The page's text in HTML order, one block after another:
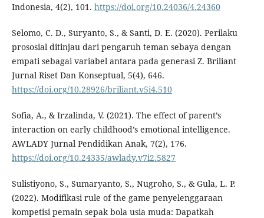
Indonesia, 4(2), 101. https://doi.org/10.24036/4.24360
Selomo, C. D., Suryanto, S., & Santi, D. E. (2020). Perilaku
prososial ditinjau dari pengaruh teman sebaya dengan
empati sebagai variabel antara pada generasi Z. Briliant
Jurnal Riset Dan Konseptual, 5(4), 646.
https://doi.org/10.28926/briliant.v5i4.510
Sofia, A., & Irzalinda, V. (2021). The effect of parent’s
interaction on early childhood’s emotional intelligence.
AWLADY Jurnal Pendidikan Anak, 7(2), 176.
https://doi.org/10.24335/awlady.v7i2.5827
Sulistiyono, S., Sumaryanto, S., Nugroho, S., & Gula, L. P.
(2022). Modifikasi rule of the game penyelenggaraan
kompetisi pemain sepak bola usia muda: Dapatkah